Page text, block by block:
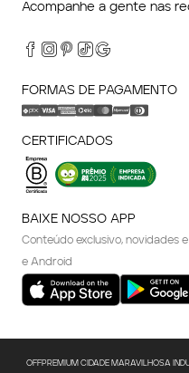
Acompanhe a gente nas
FORMAS DE PAGAMENTO
CERTIFICADOS
BAIXE NOSSO APP
Conteúdo exclusivo, novidades
e Android
OFFPREMIUM CIDADE MARAVILHOSA